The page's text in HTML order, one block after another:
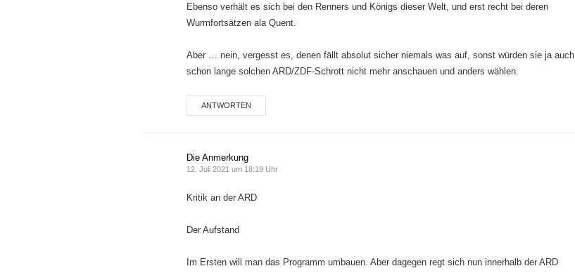
Ebenso verhält es sich bei den Renners und Königs dieser Welt, und erst recht bei deren
Wurmfortsätzen ala Quent.
Aber … nein, vergesst es, denen fällt absolut sicher niemals was auf, sonst würden sie ja auch
schon lange solchen ARD/ZDF-Schrott nicht mehr anschauen und anders wählen.
ANTWORTEN
Die Anmerkung
12. Juli 2021 um 18:19 Uhr
Kritik an der ARD
Der Aufstand
Im Ersten will man das Programm umbauen. Aber dagegen regt sich nun innerhalb der ARD